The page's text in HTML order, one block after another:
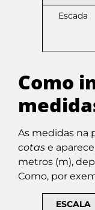
Escada
Como
As medidas na
cotas e
metros (m),
Como, por
ESCALA